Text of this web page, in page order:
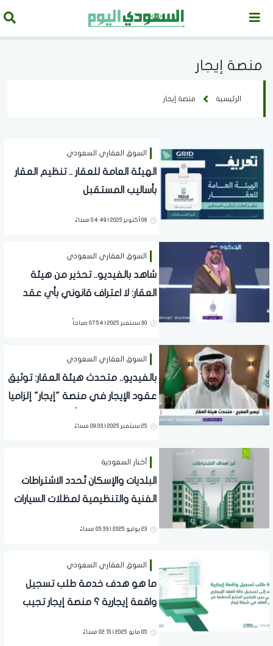
منصة إيجار
الرئيسية منصة إيجار
السوق العقاري السعودي
الهيئة العامة للعقار .. تنظيم العقار
بأساليب المستقبل
06 أكتوبر 2025 | 04:49 مساءً
السوق العقاري السعودي
شاهد بالفيديو.. تحذير من هيئة
العقار: لا اعتراف قانوني بأي عقد
30 سبتمبر 2025 | 07:54 صباحاً
السوق العقاري السعودي
بالفيديو.. متحدث هيئة العقار: توثيق
عقود الإيجار في منصة "إيجار" إلزاميا
25 سبتمبر 2025 | 09:03 مساءً
أخبار السعودية
البلديات والإسكان تُحدد الاشتراطات
الفنية والتنظيمية لمظلات السيارات
23 يوليو 2025 | 05:33 مساءً
السوق العقاري السعودي
ما هو هدف خدمة طلب تسجيل
واقعة إيجارية ؟ منصة إيجار تجيب
05 مايو 2025 | 02:15 مساءً